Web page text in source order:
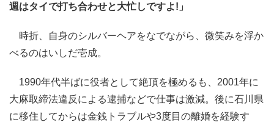
週はタイで打ち合わせと大忙しですよ!」
時折、自身のシルバーヘアをなでながら、微笑みを浮か
べるのはいしだ壱成。
1990年代半ばに役者として絶頂を極めるも、2001年に
大麻取締法違反による逮捕などで仕事は激減。後に石川県
に移住してからは金銭トラブルや3度目の離婚を経験す